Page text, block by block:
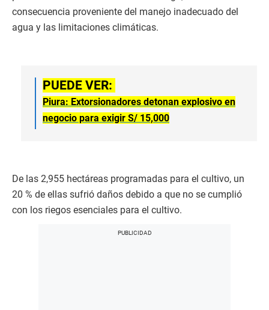
consecuencia proveniente del manejo inadecuado del
agua y las limitaciones climáticas.
PUEDE VER:
Piura: Extorsionadores detonan explosivo en
negocio para exigir S/ 15,000
De las 2,955 hectáreas programadas para el cultivo, un
20 % de ellas sufrió daños debido a que no se cumplió
con los riegos esenciales para el cultivo.